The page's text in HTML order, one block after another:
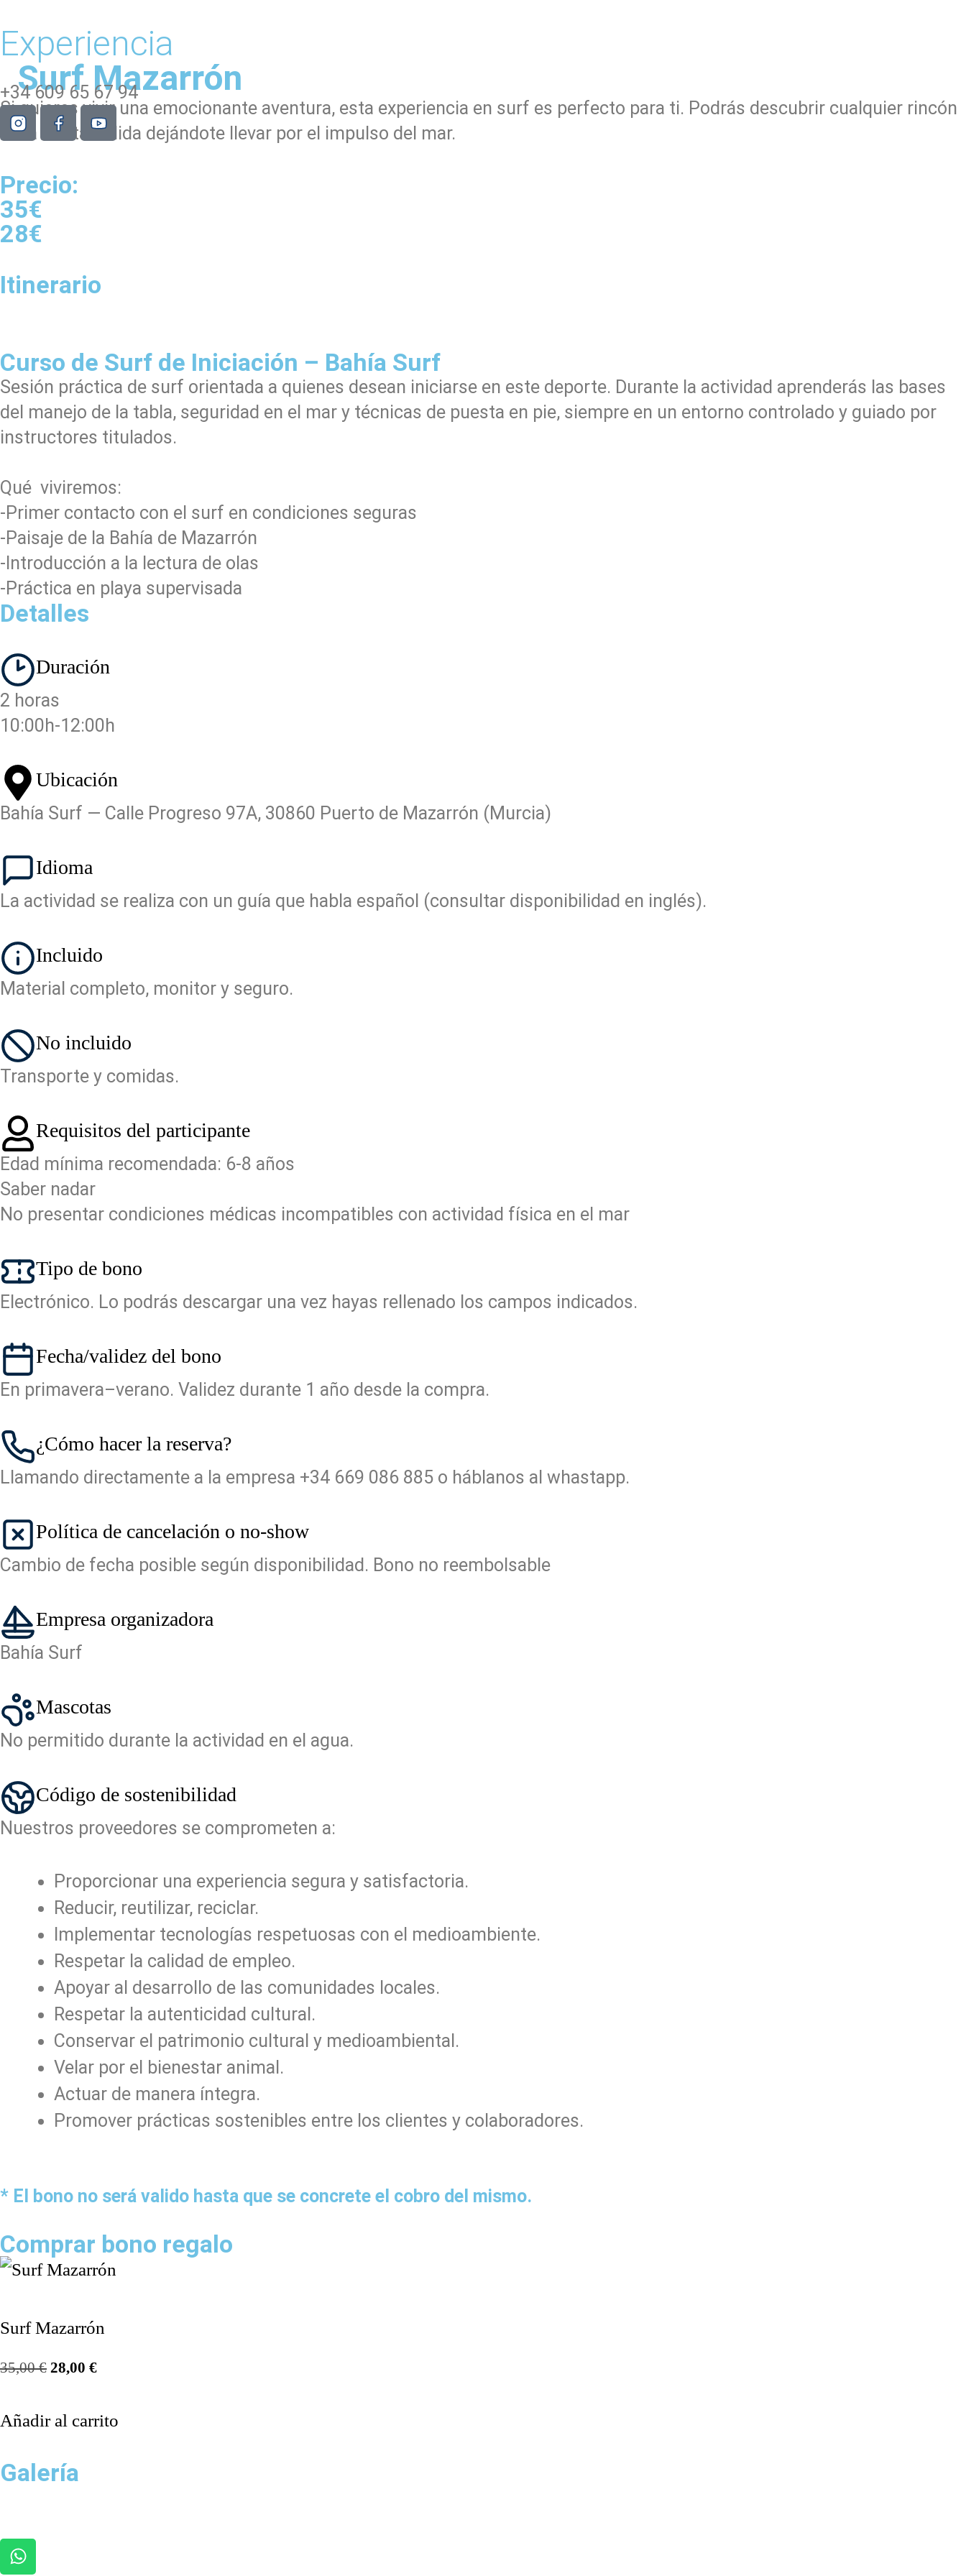
+34 609 65 67 94
Experiencia
Surf Mazarrón
Si quieres vivir una emocionante aventura, esta experiencia en surf es perfecto para ti. Podrás descubrir cualquier rincón
de la Costa Cálida dejándote llevar por el impulso del mar.
Precio:
35€
28€
Itinerario
Curso de Surf de Iniciación – Bahía Surf
Sesión práctica de surf orientada a quienes desean iniciarse en este deporte. Durante la actividad aprenderás las bases
del manejo de la tabla, seguridad en el mar y técnicas de puesta en pie, siempre en un entorno controlado y guiado por
instructores titulados.
Qué viviremos:
-Primer contacto con el surf en condiciones seguras
-Paisaje de la Bahía de Mazarrón
-Introducción a la lectura de olas
-Práctica en playa supervisada
Detalles
Duración
2 horas
10:00h-12:00h
Ubicación
Bahía Surf — Calle Progreso 97A, 30860 Puerto de Mazarrón (Murcia)
Idioma
La actividad se realiza con un guía que habla español (consultar disponibilidad en inglés).
Incluido
Material completo, monitor y seguro.
No incluido
Transporte y comidas.
Requisitos del participante
Edad mínima recomendada: 6-8 años
Saber nadar
No presentar condiciones médicas incompatibles con actividad física en el mar
Tipo de bono
Electrónico. Lo podrás descargar una vez hayas rellenado los campos indicados.
Fecha/validez del bono
En primavera–verano. Validez durante 1 año desde la compra.
¿Cómo hacer la reserva?
Llamando directamente a la empresa +34 669 086 885 o háblanos al whastapp.
Política de cancelación o no-show
Cambio de fecha posible según disponibilidad. Bono no reembolsable
Empresa organizadora
Bahía Surf
Mascotas
No permitido durante la actividad en el agua.
Código de sostenibilidad
Nuestros proveedores se comprometen a:
Proporcionar una experiencia segura y satisfactoria.
Reducir, reutilizar, reciclar.
Implementar tecnologías respetuosas con el medioambiente.
Respetar la calidad de empleo.
Apoyar al desarrollo de las comunidades locales.
Respetar la autenticidad cultural.
Conservar el patrimonio cultural y medioambiental.
Velar por el bienestar animal.
Actuar de manera íntegra.
Promover prácticas sostenibles entre los clientes y colaboradores.
* El bono no será valido hasta que se concrete el cobro del mismo.
Comprar bono regalo
Surf Mazarrón
35,00€ 28,00 €
Añadir al carrito
Galería